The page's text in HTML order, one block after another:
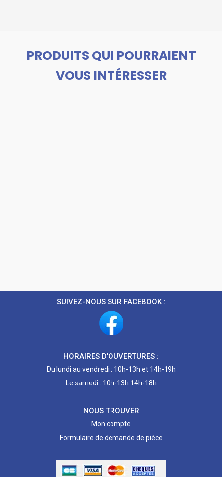
PRODUITS QUI POURRAIENT
VOUS INTÉRESSER
SUIVEZ-NOUS SUR FACEBOOK :
HORAIRES D’OUVERTURES :
Du lundi au vendredi : 10h-13h et 14h-19h
Le samedi : 10h-13h 14h-18h
NOUS TROUVER
Mon compte
Formulaire de demande de pièce